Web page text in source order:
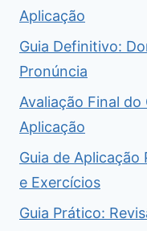
Aplicação
Guia Definitivo:
Pronúncia
Avaliação Final
Aplicação
Guia de
e Exercícios
Guia Prático: